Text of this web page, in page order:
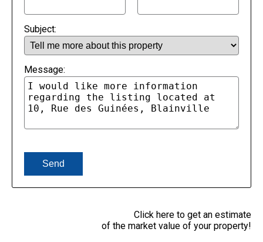
Subject:
Message:
Click here to get an estimate
of the market value of your property!